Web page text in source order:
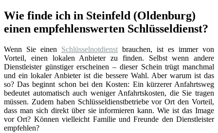
Wie finde ich in Steinfeld (Oldenburg)
einen empfehlenswerten Schlüsseldienst?
Wenn Sie einen Schlüsselnotdienst brauchen, ist es immer von
Vorteil, einen lokalen Anbieter zu finden. Selbst wenn andere
Dienstleister günstiger erscheinen – dieser Schein trügt manchmal
und ein lokaler Anbieter ist die bessere Wahl. Aber warum ist das
so? Das beginnt schon bei den Kosten: Ein kürzerer Anfahrtsweg
bedeutet automatisch auch weniger Anfahrtskosten, die Sie tragen
müssen. Zudem haben Schlüsseldienstbetriebe vor Ort den Vorteil,
dass man sich direkt über sie informieren kann. Wie ist das Image
vor Ort? Können vielleicht Familie und Freunde den Dienstleister
empfehlen?